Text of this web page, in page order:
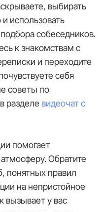
выбирать
использовать
собеседников.
к знакомствам с
и переходите
себя
советы по
разделе видеочат с
помогает
Обратите
понятных правил
на непристойное
вызывает у вас